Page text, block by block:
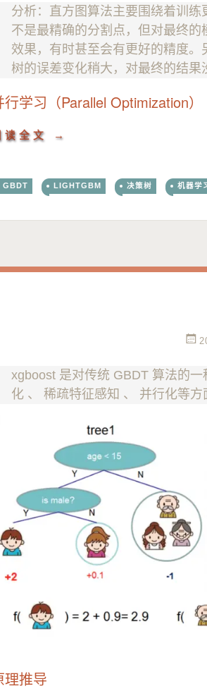
分析：直方图算法主要围绕着训
不是最精确的分割点，但对最终
效果，有时甚至会有更好的精度
树的误差变化稍大，对最终的结果
行学习（Parallel Optimization）
读全文 →
GBDT LIGHTGBM 决策树 机器学
xgboost 是对传统 GBDT 算法的
化 、 稀疏特征感知 、 并行化等方
理推导